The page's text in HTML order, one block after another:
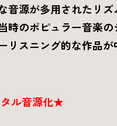
音源が多用された リ
時のポピュラー音楽の
リスニング的な作品が
ル音源化★